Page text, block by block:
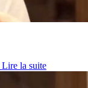
Lire la suite